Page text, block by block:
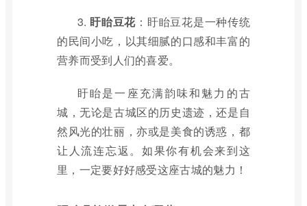
3. 盱眙豆花 ：盱眙豆花是一种传统
的民间小吃，以其细腻的口感和丰富的
营养而受到人们的喜爱。
盱眙是一座充满韵味和魅力的古
城，无论是古城区的历史遗迹，还是自
然风光的壮丽，亦或是美食的诱惑，都
让人流连忘返。如果你有机会来到这
里，一定要好好感受这座古城的魅力！